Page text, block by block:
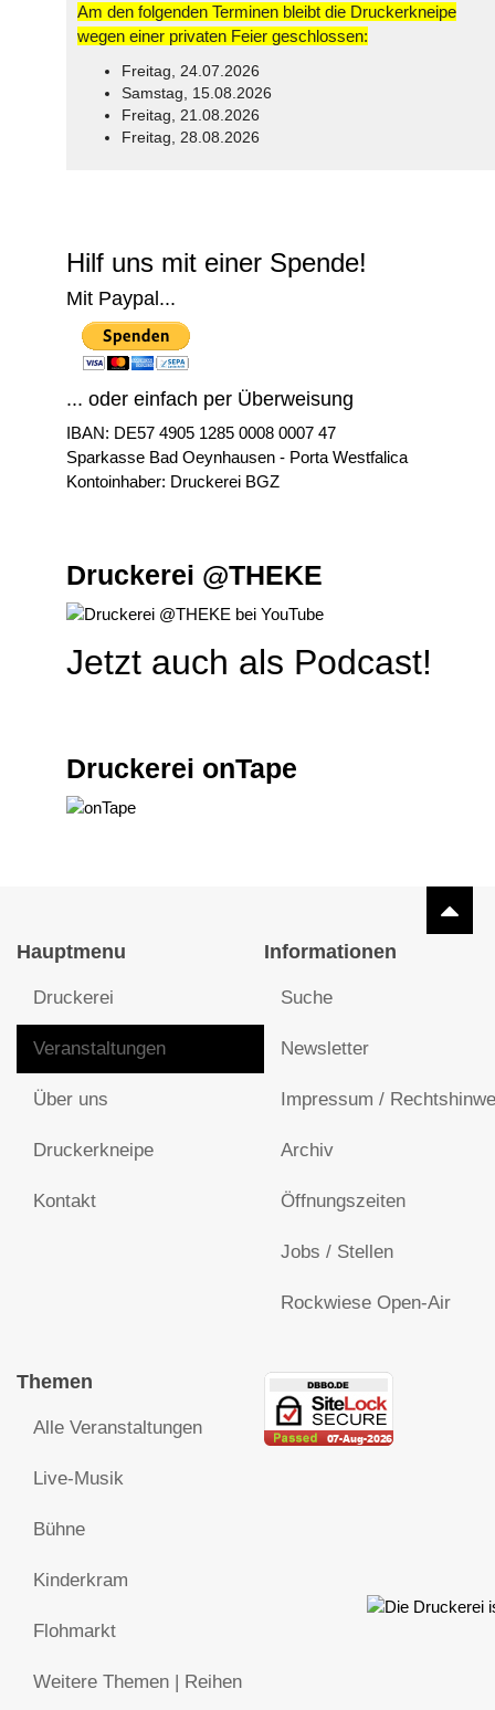
Am den folgenden Terminen bleibt die Druckerkneipe
wegen einer privaten Feier geschlossen:
Freitag, 24.07.2026
Samstag, 15.08.2026
Freitag, 21.08.2026
Freitag, 28.08.2026
Hilf uns mit einer Spende!
Mit Paypal...
... oder einfach per Überweisung
IBAN: DE57 4905 1285 0008 0007 47
Sparkasse Bad Oeynhausen - Porta Westfalica
Kontoinhaber: Druckerei BGZ
Druckerei @THEKE
Jetzt auch als Podcast!
Druckerei onTape
Hauptmenu
Druckerei
Veranstaltungen
Über uns
Druckerkneipe
Kontakt
Informationen
Suche
Newsletter
Impressum /
Archiv
Öffnungszeiten
Jobs / Stellen
Rockwiese Open-Air
Themen
Alle Veranstaltungen
Live-Musik
Bühne
Kinderkram
Flohmarkt
Weitere Themen | Reihen